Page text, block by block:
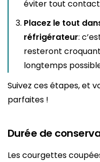
éviter tout contact
Placez le tout
réfrigérateur:
resteront
longtemps
Suivez ces étapes, et
parfaites !
Durée de
Les courgettes